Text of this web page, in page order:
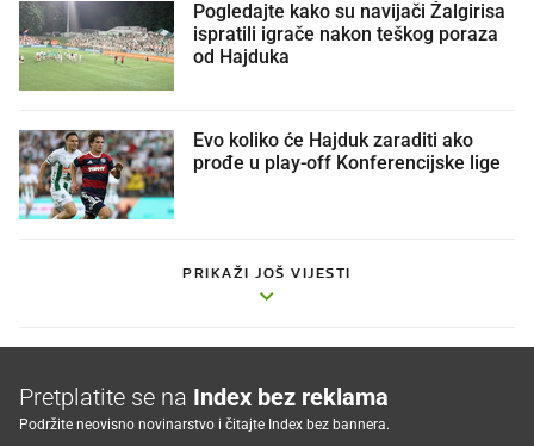
Pogledajte kako su navijači Žalgirisa
ispratili igrače nakon teškog poraza
od Hajduka
Evo koliko će Hajduk zaraditi ako
prođe u play-off Konferencijske lige
PRIKAŽI JOŠ VIJESTI
Pretplatite se na Index bez reklama
Podržite neovisno novinarstvo i čitajte Index bez bannera.